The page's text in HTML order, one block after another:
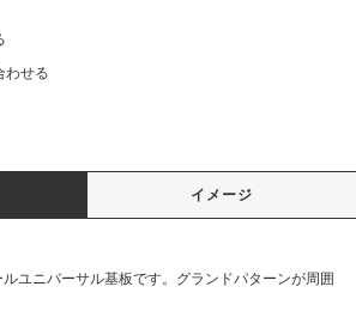
わせる
イメージ
ユニバーサル基板です。グランドパターンが周囲